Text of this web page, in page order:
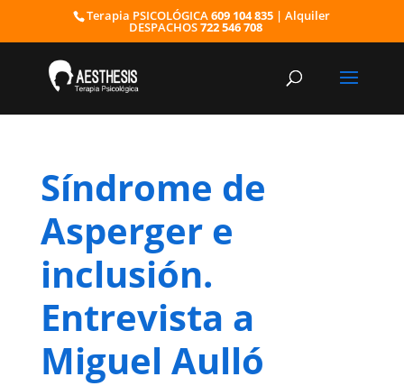
Terapia PSICOLÓGICA609 104 835 | Alquiler
DESPACHOS722 546 708
Síndrome de
Asperger e
inclusión.
Entrevista a
Miguel Aulló